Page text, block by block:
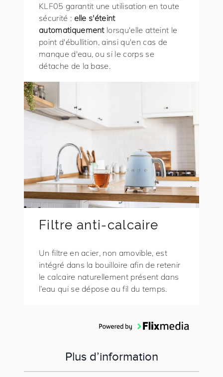
KLF05 garantit une utilisation en toute
sécurité : elle s'éteint
automatiquement lorsqu'elle atteint le
point d'ébullition, ainsi qu'en cas de
manque d'eau, ou si le corps se
détache de la base.
Filtre anti-calcaire
Un filtre en acier, non amovible, est
intégré dans la bouilloire afin de retenir
le calcaire naturellement présent dans
l’eau qui se dépose au fil du temps.
Plus d’information